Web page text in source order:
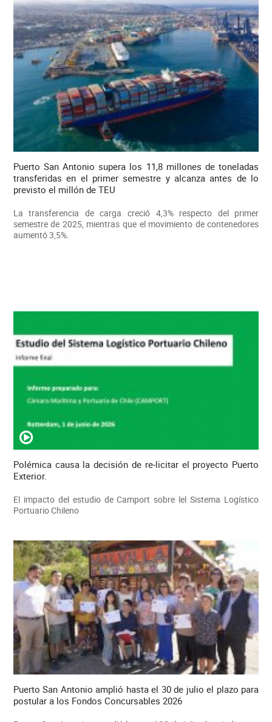
Puerto San Antonio supera los 11,8 millones de toneladas
transferidas en el primer semestre y alcanza antes de lo
previsto el millón de TEU
La transferencia de carga creció 4,3% respecto del primer
semestre de 2025, mientras que el movimiento de contenedores
aumentó 3,5%.
Polémica causa la decisión de re-licitar el proyecto Puerto
Exterior.
El impacto del estudio de Camport sobre lel Sistema Logístico
Portuario Chileno
Puerto San Antonio amplió hasta el 30 de julio el plazo para
postular a los Fondos Concursables 2026